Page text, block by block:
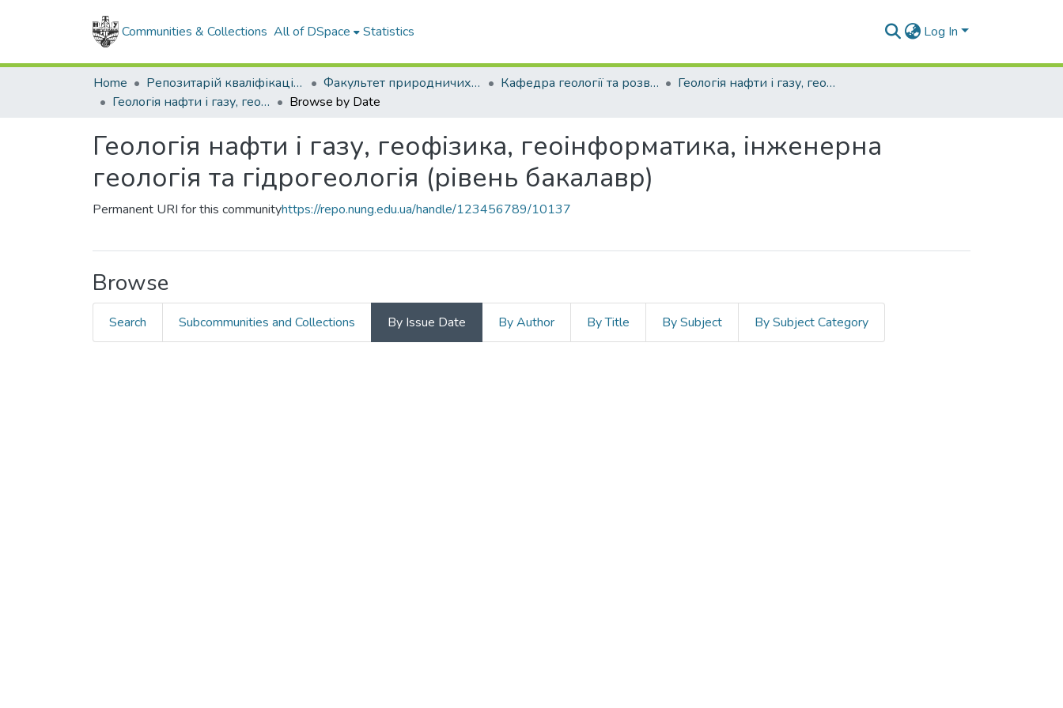
Communities & Collections All of DSpace Statistics Log In
Home Репозитарій кваліфікаційних робіт здобувачів вищої освіти Факультет природничих наук Кафедра геології та розвідки нафтових і газових родовищ
Геологія нафти і газу, геофізика, геоінформатика, інженерна геологія та гідрогеологія (рівень бакалавр)
Геологія нафти і газу, геофізика, геоінформатика, інженерна геологія та гідрогеологія (рівень бакалавр)
Browse by Date
Геологія нафти і газу, геофізика, геоінформатика, інженерна
геологія та гідрогеологія (рівень бакалавр)
Permanent URI for this communityhttps://repo.nung.edu.ua/handle/123456789/10137
Browse
Search Subcommunities and Collections By Issue Date By Author By Title By Subject By Subject Category